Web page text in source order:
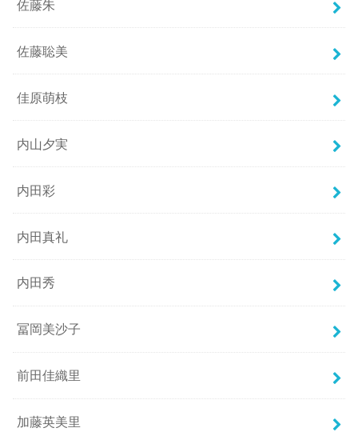
佐藤朱
佐藤聡美
佳原萌枝
内山夕実
内田彩
内田真礼
内田秀
冨岡美沙子
前田佳織里
加藤英美里